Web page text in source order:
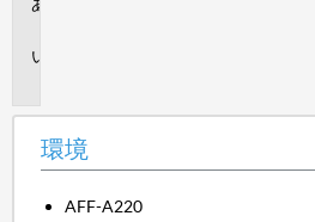
環境
AFF-A220